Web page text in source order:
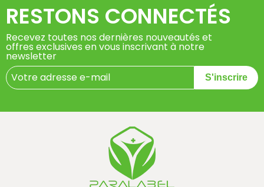
RESTONS CONNECTÉS
Recevez toutes nos dernières nouveautés et
offres exclusives en vous inscrivant à notre
newsletter
S'inscrire